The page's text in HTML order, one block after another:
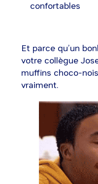
confortables
Et parce qu’un
votre collègue
muffins choco-
vraiment.